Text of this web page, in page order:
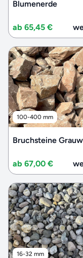
Blumenerde
ab 65,45 €
100-400 mm
Bruchsteine
ab 67,00 €
16-32 mm